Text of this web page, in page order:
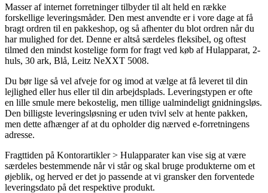
Masser af internet forretninger tilbyder til alt held en række
forskellige leveringsmåder. Den mest anvendte er i vore dage at få
bragt ordren til en pakkeshop, og så afhenter du blot ordren når du
har mulighed for det. Denne er altså særdeles fleksibel, og oftest
tilmed den mindst kostelige form for fragt ved køb af Hulapparat, 2-
huls, 30 ark, Blå, Leitz NeXXT 5008.
Du bør lige så vel afveje for og imod at vælge at få leveret til din
lejlighed eller hus eller til din arbejdsplads. Leveringstypen er ofte
en lille smule mere bekostelig, men tillige ualmindeligt gnidningsløs.
Den billigste leveringsløsning er uden tvivl selv at hente pakken,
men dette afhænger af at du opholder dig nærved e-forretningens
adresse.
Fragttiden på Kontorartikler > Hulapparater kan vise sig at være
særdeles bestemmende når vi står og skal bruge produkterne om et
øjeblik, og herved er det jo passende at vi gransker den forventede
leveringsdato på det respektive produkt.